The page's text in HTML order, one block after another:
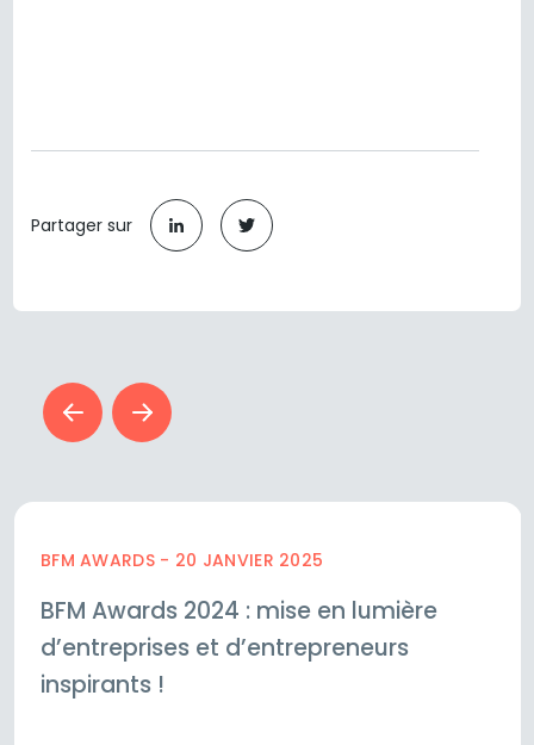
Partager sur
BFM AWARDS - 20 JANVIER 2025
BFM Awards 2024 : mise en lumière
d’entreprises et d’entrepreneurs
inspirants !